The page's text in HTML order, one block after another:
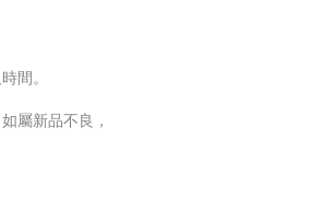
間。
屬新品不良，